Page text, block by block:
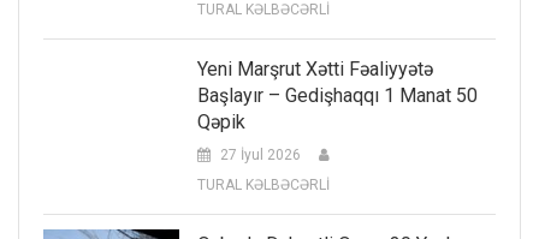
TURAL KƏLBƏCƏRLİ
Yeni Marşrut Xətti Fəaliyyətə
Başlayır – Gedişhaqqı 1 Manat 50
Qəpik
27 İyul 2026
TURAL KƏLBƏCƏRLİ